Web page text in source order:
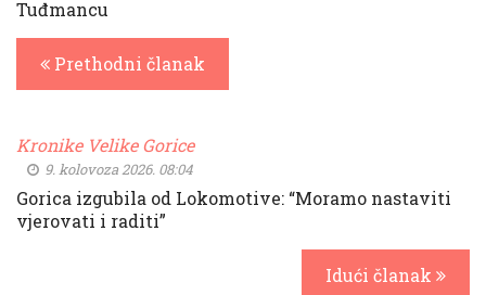
Tuđmancu
Prethodni članak
Kronike Velike Gorice
9. kolovoza 2026. 08:04
Gorica izgubila od Lokomotive: “Moramo nastaviti
vjerovati i raditi”
Idući članak